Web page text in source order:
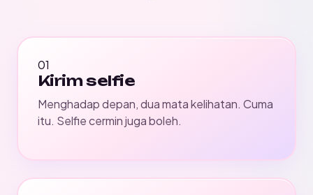
01
Kirim selfie
Menghadap depan, dua mata kelihatan. Cuma
itu. Selfie cermin juga boleh.